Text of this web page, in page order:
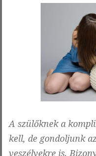
A szülőknek a
kell, de gondoljunk
veszélyekre is.